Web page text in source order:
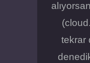
tekrar